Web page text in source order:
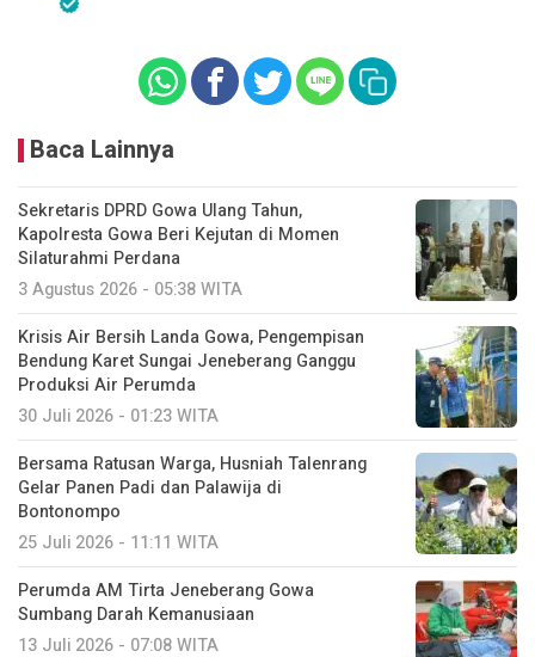
Baca Lainnya
Sekretaris DPRD Gowa Ulang Tahun,
Kapolresta Gowa Beri Kejutan di Momen
Silaturahmi Perdana
3 Agustus 2026 - 05:38 WITA
Krisis Air Bersih Landa Gowa, Pengempisan
Bendung Karet Sungai Jeneberang Ganggu
Produksi Air Perumda
30 Juli 2026 - 01:23 WITA
Bersama Ratusan Warga, Husniah Talenrang
Gelar Panen Padi dan Palawija di
Bontonompo
25 Juli 2026 - 11:11 WITA
Perumda AM Tirta Jeneberang Gowa
Sumbang Darah Kemanusiaan
13 Juli 2026 - 07:08 WITA